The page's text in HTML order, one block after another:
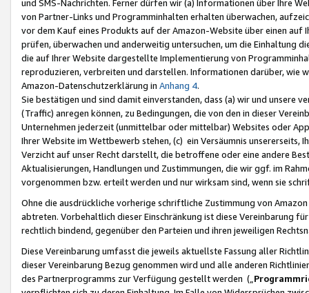
und SMS-Nachrichten. Ferner dürfen wir (a) Informationen über Ihre
von Partner-Links und Programminhalten erhalten überwachen,
vor dem Kauf eines Produkts auf der Amazon-Website über einen
prüfen, überwachen und anderweitig untersuchen, um die Einhaltung
die auf Ihrer Website dargestellte Implementierung von
reproduzieren, verbreiten und darstellen. Informationen darüber, wie
Amazon-Datenschutzerklärung in Anhang 4.
Sie bestätigen und sind damit einverstanden, dass (a) wir und
(Traffic) anregen können, zu Bedingungen, die von den in dieser
Unternehmen jederzeit (unmittelbar oder mittelbar) Websites oder
Ihrer Website im Wettbewerb stehen, (c) ein Versäumnis unsererseits,
Verzicht auf unser Recht darstellt, die betroffene oder eine andere
Aktualisierungen, Handlungen und Zustimmungen, die wir ggf. im
vorgenommen bzw. erteilt werden und nur wirksam sind, wenn sie
Ohne die ausdrückliche vorherige schriftliche Zustimmung von
abtreten. Vorbehaltlich dieser Einschränkung ist diese Vereinbarung
rechtlich bindend, gegenüber den Parteien und ihren jeweiligen
Diese Vereinbarung umfasst die jeweils aktuellste Fassung aller
dieser Vereinbarung Bezug genommen wird und alle anderen
des Partnerprogramms zur Verfügung gestellt werden („